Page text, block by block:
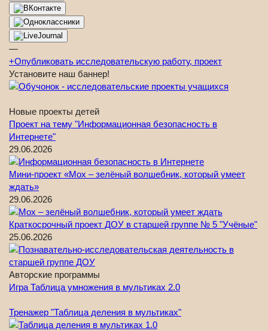
—
+Опубликовать исследовательскую работу, проект
Установите наш баннер!
Новые проекты детей
Проект на тему "Информационная безопасность в
Интернете"
29.06.2026
Мини-проект «Мох – зелёный волшебник, который умеет
ждать»
29.06.2026
Краткосрочный проект ДОУ в старшей группе № 5 "Учёные"
25.06.2026
Авторские программы
Игра Таблица умножения в мультиках 2.0
Тренажер "Таблица деления в мультиках"